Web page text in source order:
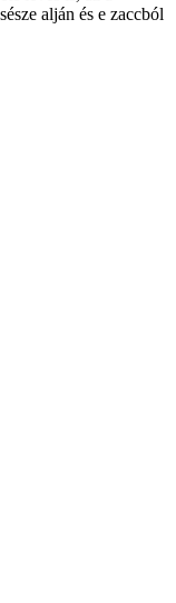
alján és e zaccból